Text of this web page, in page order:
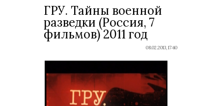
ГРУ. Тайны военной
разведки (Россия, 7
фильмов) 2011 год
08.02.2013, 17:40